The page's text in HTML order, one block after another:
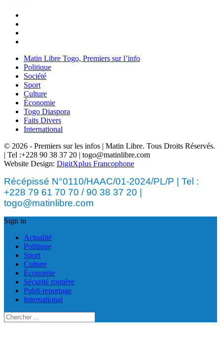
Matin Libre Togo, Premiers sur l’info
Politique
Société
Sport
Culture
Économie
Togo Diaspora
Faits Divers
International
© 2026 - Premiers sur les infos | Matin Libre. Tous Droits Réservés.
| Tel :+228 90 38 37 20 | togo@matinlibre.com
Website Design: DigitXplus Francophone
Récépissé N°0110/HAAC/01-2024/PL/P | Tel :
+228 79 61 70 70 / 90 38 37 20 |
togo@matinlibre.com
Sign in
Actualité
Politique
Sport
Culture
Économie
Sécurité routière
Publi-reportage
International